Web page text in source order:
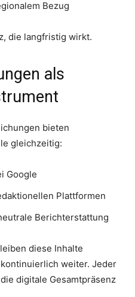
Bezug
die langfristig wirkt.
als
bieten
gleichzeitig:
Google
Plattformen
Berichterstattung
diese Inhalte
weiter. Jeder
digitale Gesamtpräsenz